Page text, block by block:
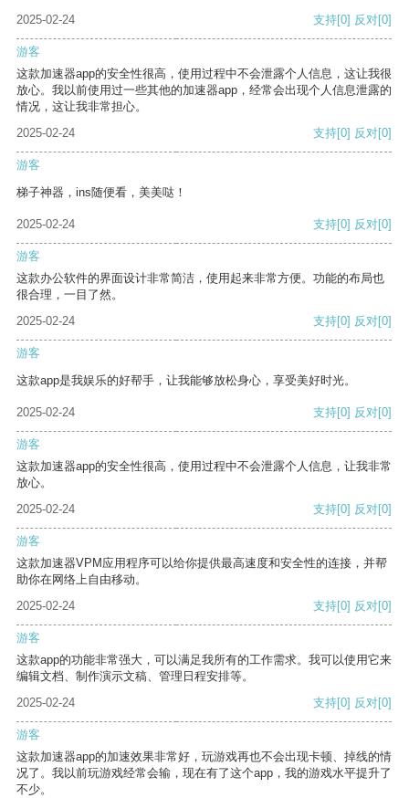
2025-02-24 支持[0] 反对[0]
游客
这款加速器app的安全性很高，使用过程中不会泄露个人信息，这让我很
放心。我以前使用过一些其他的加速器app，经常会出现个人信息泄露的
情况，这让我非常担心。
2025-02-24
支持[0] 反对[0]
游客
梯子神器，ins随便看，美美哒！
2025-02-24 支持[0] 反对[0]
游客
这款办公软件的界面设计非常简洁，使用起来非常方便。功能的布局也
很合理，一目了然。
2025-02-24
支持[0] 反对[0]
游客
这款app是我娱乐的好帮手，让我能够放松身心，享受美好时光。
2025-02-24 支持[0] 反对[0]
游客
这款加速器app的安全性很高，使用过程中不会泄露个人信息，让我非常
放心。
2025-02-24
支持[0] 反对[0]
游客
这款加速器VPM应用程序可以给你提供最高速度和安全性的连接，并帮
助你在网络上自由移动。
2025-02-24
支持[0] 反对[0]
游客
这款app的功能非常强大，可以满足我所有的工作需求。我可以使用它来
编辑文档、制作演示文稿、管理日程安排等。
2025-02-24
支持[0] 反对[0]
游客
这款加速器app的加速效果非常好，玩游戏再也不会出现卡顿、掉线的情
况了。我以前玩游戏经常会输，现在有了这个app，我的游戏水平提升了
不少。